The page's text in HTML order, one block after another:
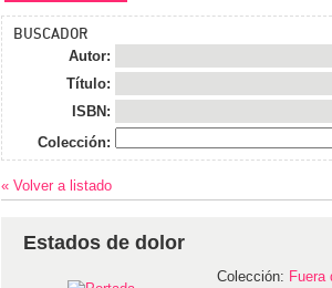
BUSCADOR
Autor:
Título:
ISBN:
Colección:
« Volver a listado
Estados de dolor
Colección: Fuera